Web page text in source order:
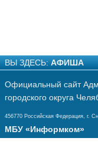
ВЫ ЗДЕСЬ: АФИША
Официальный сайт
городского округа
456770 Российская Федерация, г.
МБУ «Информком»